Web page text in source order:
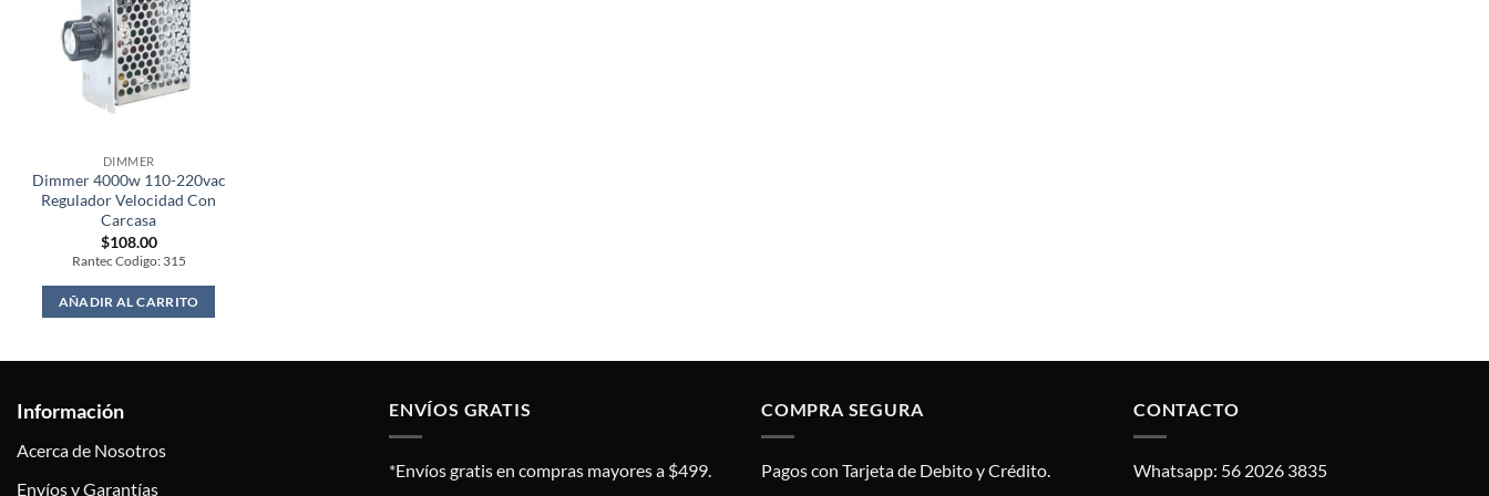
DIMMER
Dimmer 4000w 110-220vac
Regulador Velocidad Con
Carcasa
$108.00
Rantec Codigo: 315
AÑADIR AL CARRITO
Información
Acerca de Nosotros
Envíos y Garantías
ENVÍOS GRATIS
*Envíos gratis en compras mayores a $499.
COMPRA SEGURA
Pagos con Tarjeta de Debito y Crédito.
CONTACTO
Whatsapp: 56 2026 3835